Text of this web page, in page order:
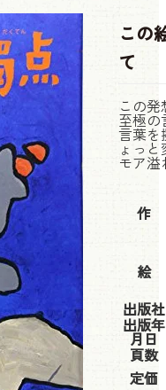
この
て
この
至極の
言葉を
ょっ
モア
作
絵
出版社
出版年
月日
頁数
定価